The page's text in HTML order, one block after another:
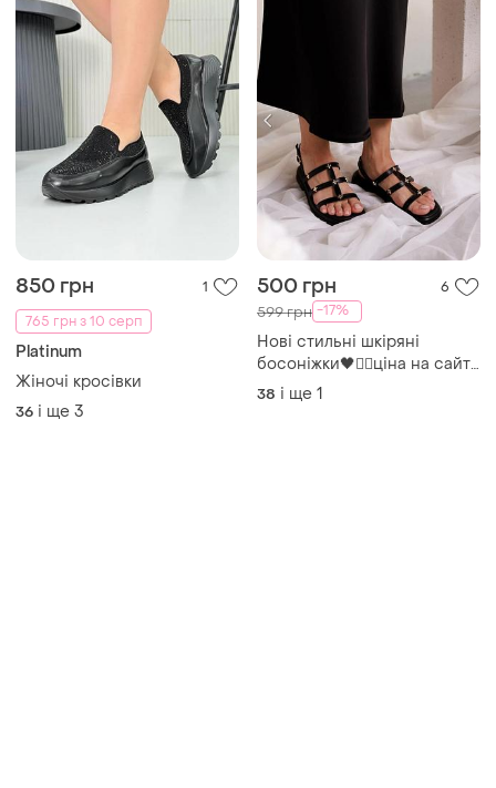
850 грн
1
765 грн з 10 серп
36 і ще 3
500 грн 6
599 грн -17%
Нові стильні шкіряні
босоніжки🖤❤️‍🔥ціна на сайті
1190 грн ☝️
і ще 1